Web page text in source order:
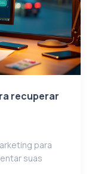
recuperar
para
suas